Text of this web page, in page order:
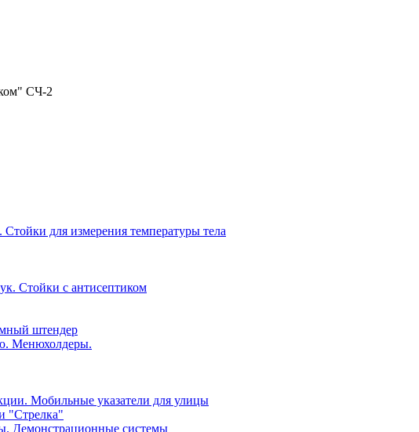
СЧ-2
для измерения температуры тела
Стойки с антисептиком
штендер
Менюхолдеры.
Мобильные указатели для улицы
"Стрелка"
Демонстрационные системы